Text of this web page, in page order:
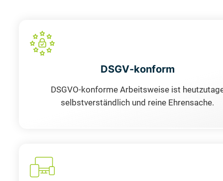
DSGV-konform
DSGVO-konforme Arbeitsweise ist
selbstverständlich und reine Ehrensache.